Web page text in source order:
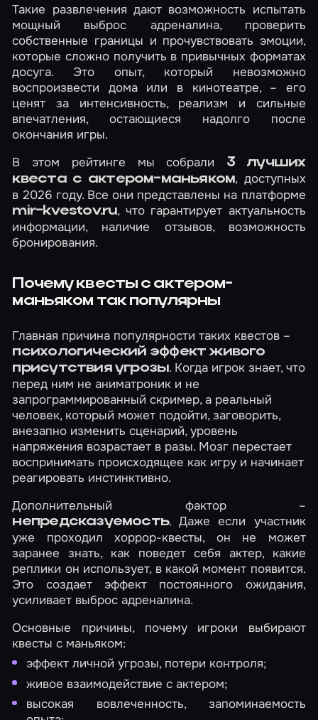
Такие развлечения дают возможность испытать
мощный выброс адреналина, проверить
собственные границы и прочувствовать эмоции,
которые сложно получить в привычных форматах
досуга. Это опыт, который невозможно
воспроизвести дома или в кинотеатре, – его
ценят за интенсивность, реализм и сильные
впечатления, остающиеся надолго после
окончания игры.
В этом рейтинге мы собрали 3 лучших
квеста с актером-маньяком, доступных
в 2026 году. Все они представлены на платформе
mir-kvestov.ru, что гарантирует актуальность
информации, наличие отзывов, возможность
бронирования.
Почему квесты с актером-
маньяком так популярны
Главная причина популярности таких квестов –
психологический эффект живого
присутствия угрозы. Когда игрок знает, что
перед ним не аниматроник и не
запрограммированный скример, а реальный
человек, который может подойти, заговорить,
внезапно изменить сценарий, уровень
напряжения возрастает в разы. Мозг перестает
воспринимать происходящее как игру и начинает
реагировать инстинктивно.
Дополнительный фактор –
непредсказуемость. Даже если участник
уже проходил хоррор-квесты, он не может
заранее знать, как поведет себя актер, какие
реплики он использует, в какой момент появится.
Это создает эффект постоянного ожидания,
усиливает выброс адреналина.
Основные причины, почему игроки выбирают
квесты с маньяком:
эффект личной угрозы, потери контроля;
живое взаимодействие с актером;
высокая вовлеченность, запоминаемость